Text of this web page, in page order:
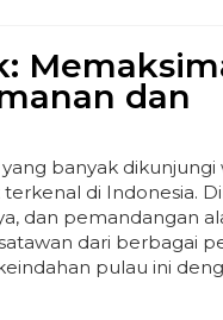
dan
banyak dikunjungi
di Indonesia.
dan pemandangan
dari berbagai
pulau ini